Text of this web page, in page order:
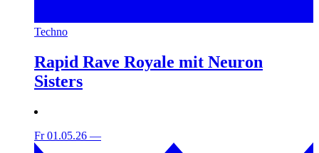
Techno
Rapid Rave Royale mit Neuron
Sisters
Fr 01.05.26 —